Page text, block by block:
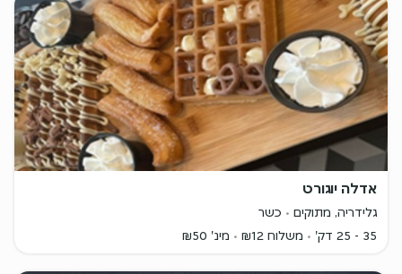
אדלה יוגורט
גלידריה, מתוקים
כשר
35 - 25 דק'
משלוח ₪12 מינ' ₪50